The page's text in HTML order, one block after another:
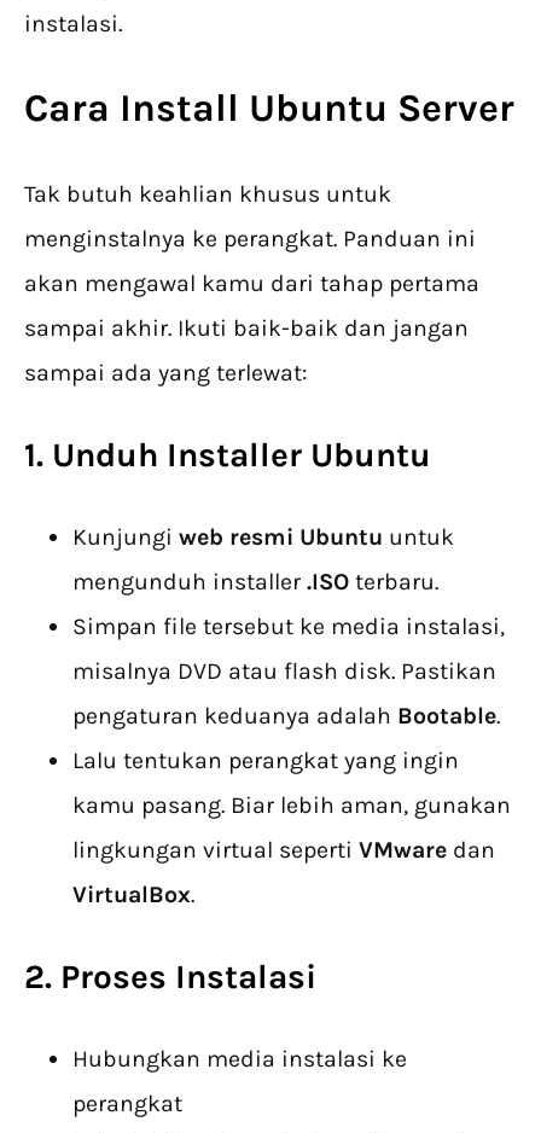
instalasi.
Cara Install Ubuntu Server
Tak butuh keahlian khusus untuk
menginstalnya ke perangkat. Panduan ini
akan mengawal kamu dari tahap pertama
sampai akhir. Ikuti baik-baik dan jangan
sampai ada yang terlewat:
1. Unduh Installer Ubuntu
Kunjungi web resmi Ubuntu untuk
mengunduh installer .ISO terbaru.
Simpan file tersebut ke media instalasi,
misalnya DVD atau flash disk. Pastikan
pengaturan keduanya adalah Bootable.
Lalu tentukan perangkat yang ingin
kamu pasang. Biar lebih aman, gunakan
lingkungan virtual seperti VMware dan
VirtualBox.
2. Proses Instalasi
Hubungkan media instalasi ke
perangkat